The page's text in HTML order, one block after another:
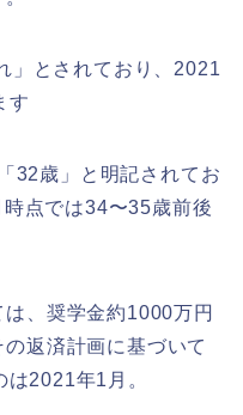
」とされており、2021
す
32歳」と明記されてお
点では34〜35歳前後
、奨学金約1000万円
返済計画に基づいて
2021年1月。